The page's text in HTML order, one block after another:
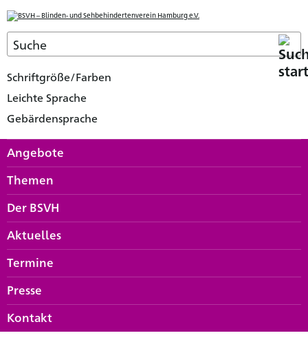
Schriftgröße/Farben
Leichte Sprache
Gebärdensprache
Angebote
Themen
Der BSVH
Aktuelles
Termine
Presse
Kontakt